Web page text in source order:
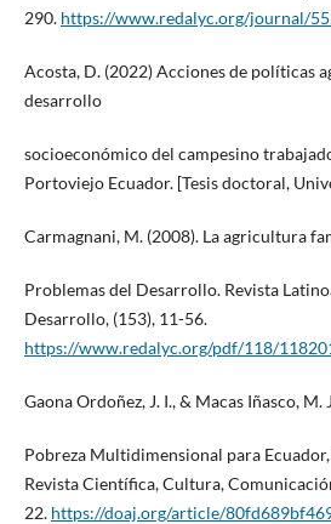
290. https://www.redalyc.org/journal/
Acosta, D. (2022) Acciones de políticas
desarrollo
socioeconómico del campesino
Portoviejo Ecuador. [Tesis doctoral,
Carmagnani, M. (2008). La agricultura
Problemas del Desarrollo. Revista
Desarrollo, (153), 11-56.
https://www.redalyc.org/pdf/118/
Gaona Ordoñez, J. I., & Macas Iñasco, M.
Pobreza Multidimensional para
Revista Científica, Cultura,
22. https://doaj.org/article/